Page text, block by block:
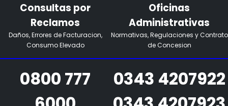
Consultas por
Reclamos
Daños, Errores de Facturacion,
Consumo Elevado
0800 777
Oficinas
Administrativas
Normativas, Regulaciones y Contrato
de Concesion
0343 4207922